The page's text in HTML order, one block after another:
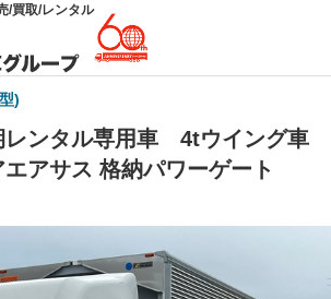
/買取/レンタル
)
レンタル専用車 4tウイング車
アサス 格納パワーゲート